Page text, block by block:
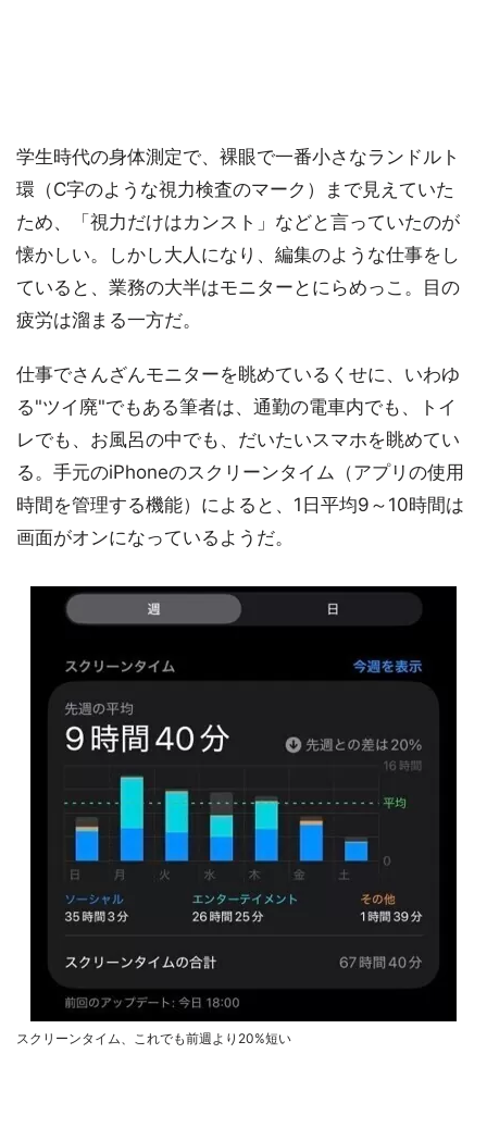
学生時代の身体測定で、裸眼で一番小さなランドルト
環（C字のような視力検査のマーク）まで見えていた
ため、「視力だけはカンスト」などと言っていたのが
懐かしい。しかし大人になり、編集のような仕事をし
ていると、業務の大半はモニターとにらめっこ。目の
疲労は溜まる一方だ。
仕事でさんざんモニターを眺めているくせに、いわゆ
る"ツイ廃"でもある筆者は、通勤の電車内でも、トイ
レでも、お風呂の中でも、だいたいスマホを眺めてい
る。手元のiPhoneのスクリーンタイム（アプリの使用
時間を管理する機能）によると、1日平均9～10時間は
画面がオンになっているようだ。
スクリーンタイム、これでも前週より20%短い